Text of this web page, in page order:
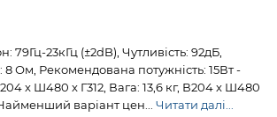
79Гц-23кГц (±2dB), Чутливість: 92дБ,
Ом, Рекомендована потужність: 15Вт -
x Ш480 x Г312, Вага: 13,6 кг, В204 x Ш480
варіант цен... Читати далі...